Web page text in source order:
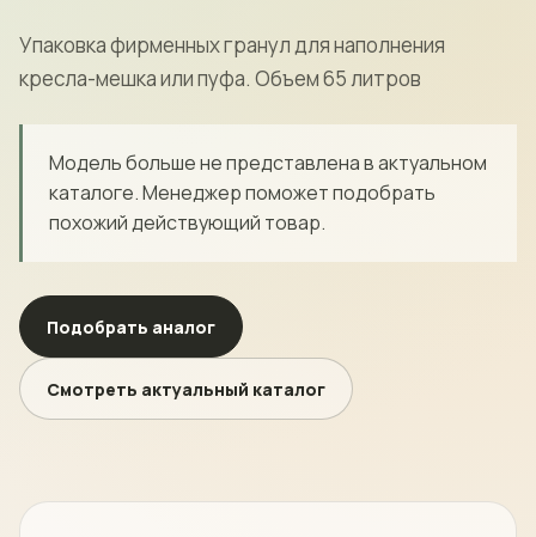
Упаковка фирменных гранул для наполнения
кресла-мешка или пуфа. Объем 65 литров
Модель больше не представлена в актуальном
каталоге. Менеджер поможет подобрать
похожий действующий товар.
Подобрать аналог
Смотреть актуальный каталог